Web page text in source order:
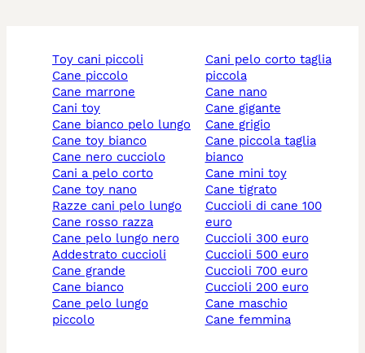
toy cani piccoli
cane piccolo
cane marrone
cani toy
cane bianco pelo lungo
cane toy bianco
cane nero cucciolo
cani a pelo corto
cane toy nano
razze cani pelo lungo
cane rosso razza
cane pelo lungo nero
addestrato cuccioli
cane grande
cane bianco
cane pelo lungo
piccolo
cani pelo corto taglia
piccola
cane nano
cane gigante
cane grigio
cane piccola taglia
bianco
cane mini toy
cane tigrato
cuccioli di cane 100
euro
cuccioli 300 euro
cuccioli 500 euro
cuccioli 700 euro
cuccioli 200 euro
cane maschio
cane femmina